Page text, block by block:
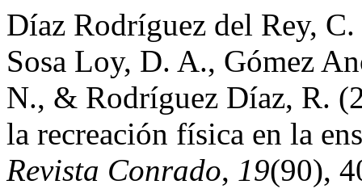
Díaz Rodríguez del Rey,
Sosa Loy, D. A., Gómez
N., & Rodríguez Díaz, R.
la recreación física en la
Revista Conrado, 19(90),